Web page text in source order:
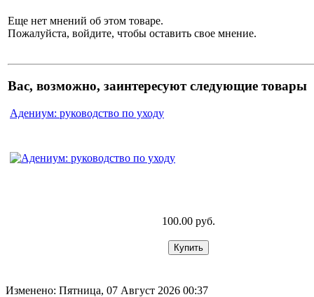
Еще нет мнений об этом товаре.
Пожалуйста, войдите, чтобы оставить свое мнение.
Вас, возможно, заинтересуют следующие товары
Адениум: руководство по уходу
100.00 руб.
Изменено: Пятница, 07 Август 2026 00:37